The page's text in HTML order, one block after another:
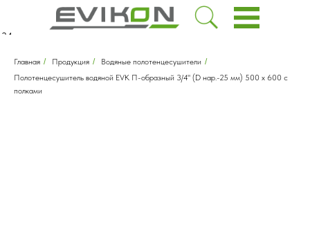
Главная / Продукция / Водяные полотенцесушители /
Полотенцесушитель водяной EVK П-образный 3/4" (D нар.-25 мм) 500 х 600 с
полками